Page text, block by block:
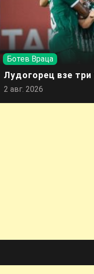
Ботев Враца
Лудогорец взе
2 авг. 2026